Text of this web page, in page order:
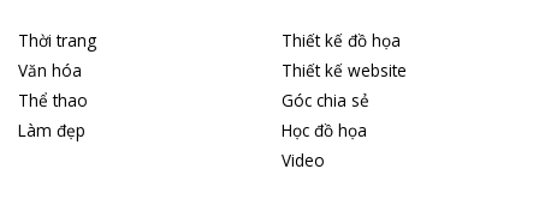
Thời trang
Văn hóa
Thể thao
Làm đẹp
Thiết kế đồ họa
Thiết kế website
Góc chia sẻ
Học đồ họa
Video